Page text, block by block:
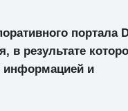
портала
в результате
информацией и